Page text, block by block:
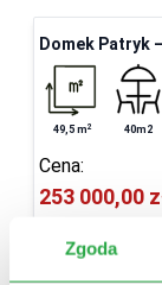
Zgoda
Domek Patryk
49,5 m2 40m2
Cena:
253 000,00